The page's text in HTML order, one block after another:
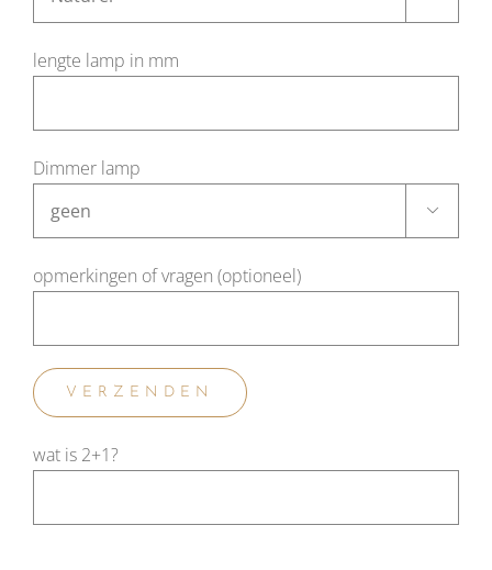
lengte lamp in mm
Dimmer lamp

opmerkingen of vragen (optioneel)
wat is 2+1?